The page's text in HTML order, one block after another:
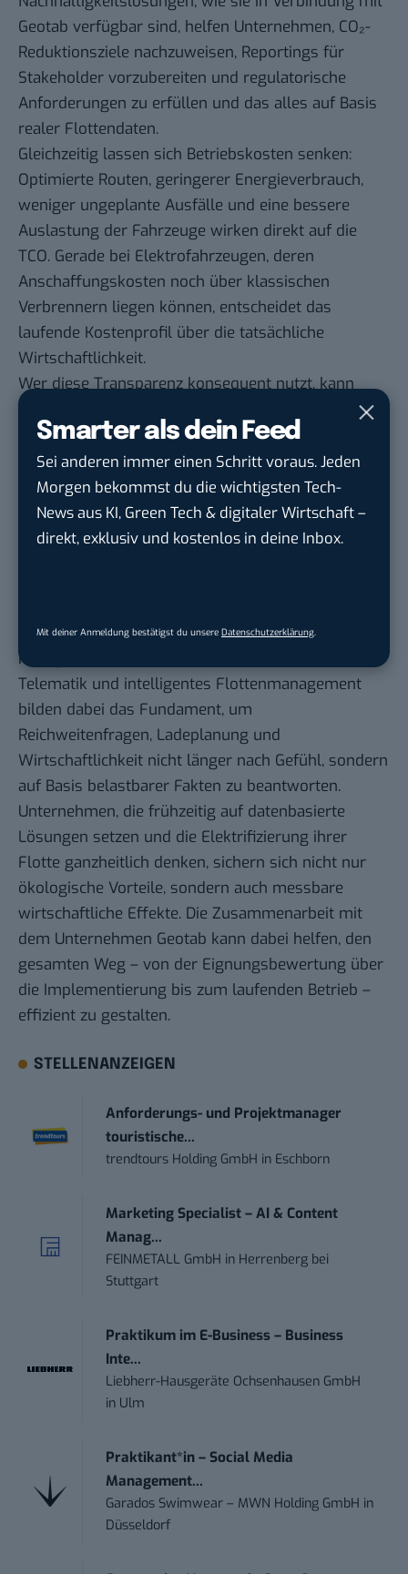
Smarter als dein Feed
Sei anderen immer einen Schritt voraus. Jeden
Morgen bekommst du die wichtigsten Tech-
News aus KI, Green Tech & digitaler Wirtschaft –
direkt, exklusiv und kostenlos in deine Inbox.
Mit deiner Anmeldung bestätigst du unsere Datenschutzerklärung
Geotab verfügbar sind, helfen Unternehmen, CO₂-
Reduktionsziele nachzuweisen, Reportings für
Stakeholder vorzubereiten und regulatorische
Anforderungen zu erfüllen und das alles auf Basis
realer Flottendaten.
Gleichzeitig lassen sich Betriebskosten senken:
Optimierte Routen, geringerer Energieverbrauch,
weniger ungeplante Ausfälle und eine bessere
Auslastung der Fahrzeuge wirken direkt auf die
TCO. Gerade bei Elektrofahrzeugen, deren
Anschaffungskosten noch über klassischen
Verbrennern liegen können, entscheidet das
laufende Kostenprofil über die tatsächliche
Wirtschaftlichkeit.
Wer diese Transparenz konsequent nutzt, kann
seine E-Flotte schrittweise ausbauen. Ohne Risiko,
aber mit klarer wirtschaftlicher Argumentation
gegenüber Management, Controlling und
Belegschaft.
Fazit: Mit Transparenz zur
erfolgreichen E-Flotte
strategische Entscheidung, die sich mit den
richtigen Daten präzise planen und steuern lässt.
Telematik und intelligentes Flottenmanagement
bilden dabei das Fundament, um
Reichweitenfragen, Ladeplanung und
Wirtschaftlichkeit nicht länger nach Gefühl, sondern
auf Basis belastbarer Fakten zu beantworten.
Unternehmen, die frühzeitig auf datenbasierte
Lösungen setzen und die Elektrifizierung ihrer
Flotte ganzheitlich denken, sichern sich nicht nur
ökologische Vorteile, sondern auch messbare
wirtschaftliche Effekte. Die Zusammenarbeit mit
dem Unternehmen Geotab kann dabei helfen, den
gesamten Weg – von der Eignungsbewertung über
die Implementierung bis zum laufenden Betrieb –
effizient zu gestalten.
STELLENANZEIGEN
Anforderungs- und Projektmanager
touristische...
trendtours Holding GmbH in Eschborn
Marketing Specialist – AI & Content
Manag...
FEINMETALL GmbH in Herrenberg bei
Stuttgart
Praktikum im E-Business – Business
Inte...
Liebherr-Hausgeräte Ochsenhausen GmbH
in Ulm
Praktikant*in – Social Media
Management...
Garados Swimwear – MWN Holding GmbH in
Düsseldorf